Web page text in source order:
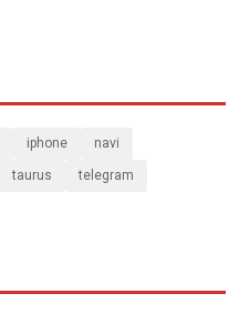
iphone navi
taurus telegram